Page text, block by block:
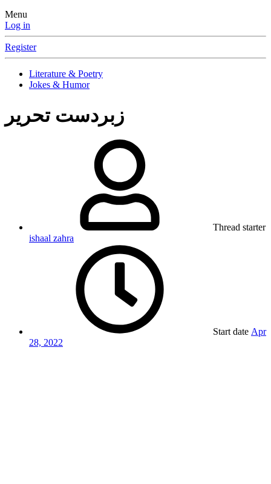
Menu
Log in
Register
Literature & Poetry
Jokes & Humor
زبردست تحریر
Thread starter
ishaal zahra
Start date Apr
28, 2022